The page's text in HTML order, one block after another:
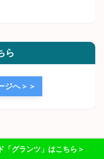
ら
ジへ＞＞
「グランツ」はこちら＞